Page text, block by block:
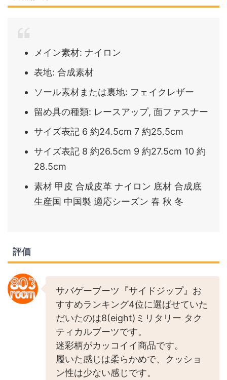
メイン素材: ナイロン
表地: 合成素材
ソール素材または裏地: フェイクレザー
留め具の種類: レースアップ, 面ファスナー
サイズ表記 6 約24.5cm 7 約25.5cm
サイズ表記 8 約26.5cm 9 約27.5cm 10 約
28.5cm
素材 甲皮 合成皮革 ナイロン 底材 合成底
生産国 中国製 適応シーズン 春 秋 冬
評価
サバゲーブーツ『サイドジップ』お
すすめランキング4位に選ばせていた
だいたのは8(eight)ミリタリー タク
ティカルブーツです。
迷彩柄がカッコイイ商品です。
履いた感じは柔らかめで、クッショ
ン性は少ない感じです。